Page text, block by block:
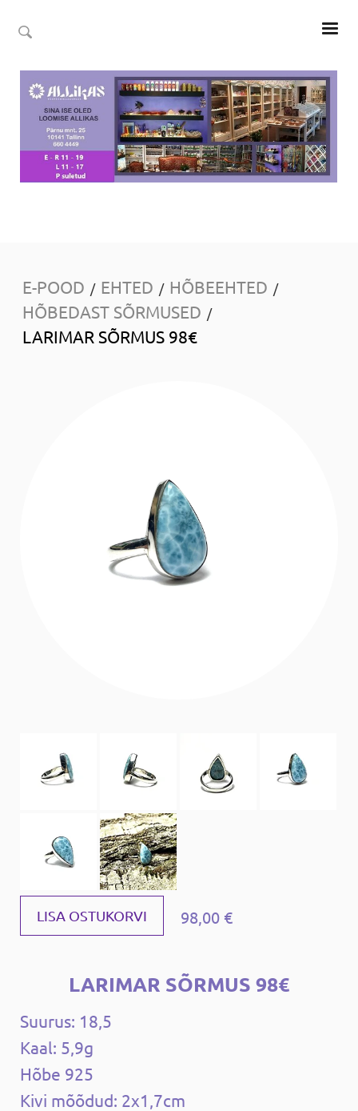
E-POOD / EHTED / HÕBEEHTED /
HÕBEDAST SÕRMUSED /
LARIMAR SÕRMUS 98€
LISA OSTUKORVI 98,00 €
LARIMAR SÕRMUS 98€
Suurus: 18,5
Kaal: 5,9g
Hõbe 925
Kivi mõõdud: 2x1,7cm